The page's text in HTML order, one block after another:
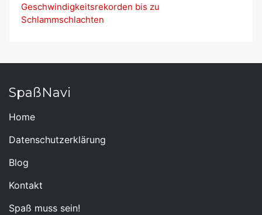
Geschwindigkeitsrekorden bis zu
Schlammschlachten
SpaßNavi
Home
Datenschutzerklärung
Blog
Kontakt
Spaß muss sein!